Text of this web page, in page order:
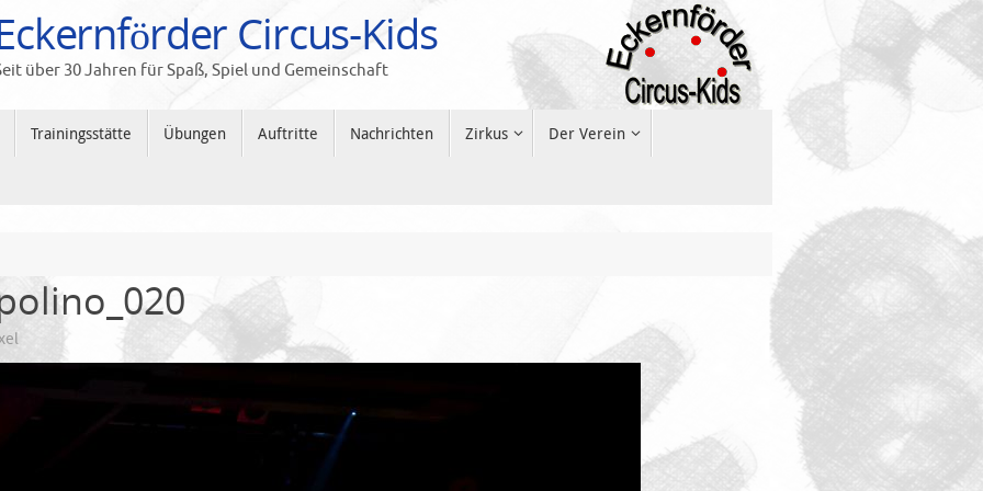
Circus-Kids
über 30 Jahren für Spaß, Spiel und Gemeinschaft
Trainingsstätte Übungen Auftritte Nachrichten Zirkus Der Verein